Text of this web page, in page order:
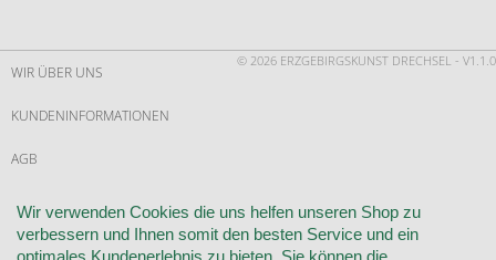
© 2026 ERZGEBIRGSKUNST DRECHSEL - V1.1.0
WIR ÜBER UNS
KUNDENINFORMATIONEN
AGB
WIDERRUF
VERTRAG WIDERRUFEN
Wir verwenden Cookies die uns helfen unseren Shop zu
verbessern und Ihnen somit den besten Service und ein
optimales Kundenerlebnis zu bieten. Sie können die